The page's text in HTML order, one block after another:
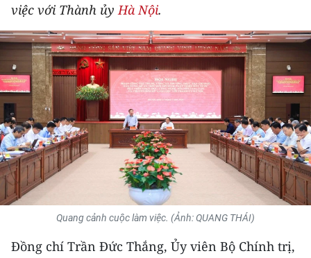
THỂ THAO
GIÁO DỤC
Y TẾ
KHOA HỌC - CÔNG NGHỆ
MÔI TRƯỜNG
BẠN ĐỌC
KIỂM CHỨNG THÔNG TIN
TRI THỨC CHUYÊN SÂU
việc với Thành ủyHà Nội.
Quang cảnh cuộc làm việc. (Ảnh: QUANG THÁI)
Đồng chí Trần Đức Thắng, Ủy viên Bộ Chính trị,